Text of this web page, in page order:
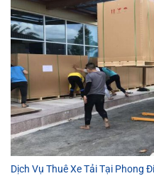
Dịch Vụ Thuê Xe Tải Tại Phong